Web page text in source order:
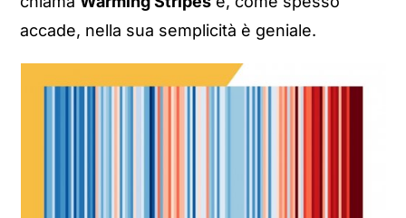
accade, nella sua semplicità è geniale.